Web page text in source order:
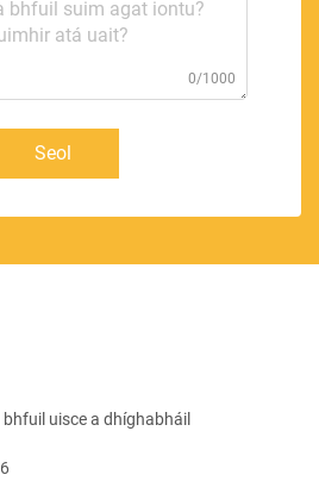
0/1000
Seol
bhfuil uisce a dhíghabháil